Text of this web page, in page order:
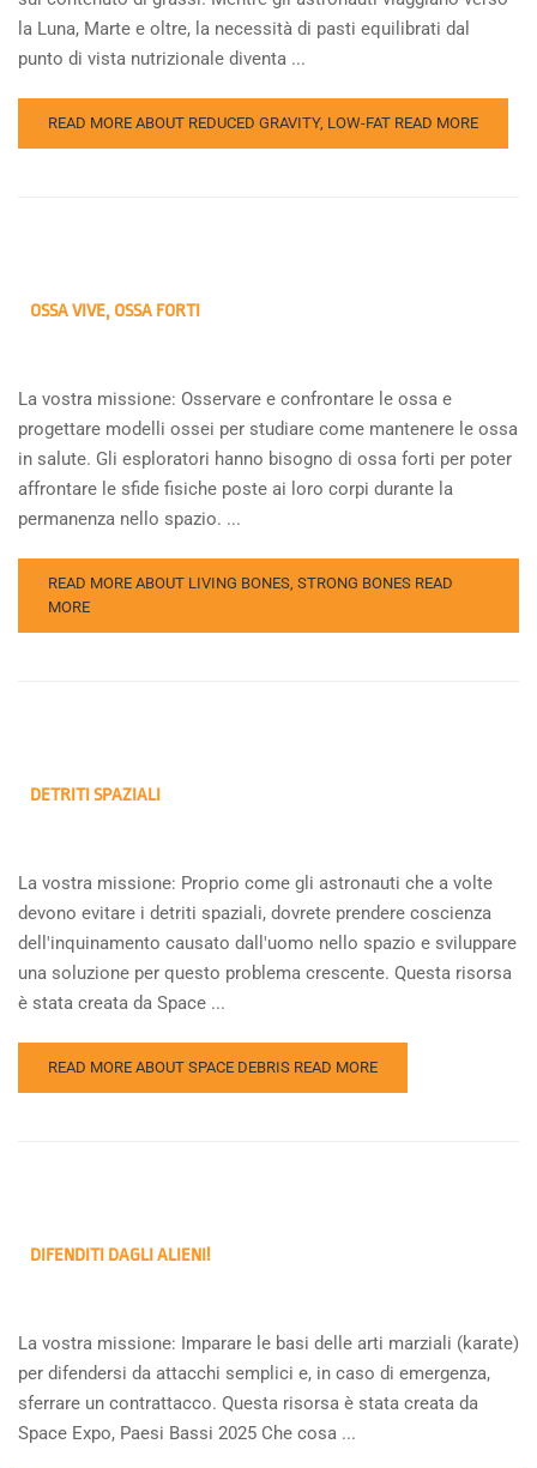
la Luna, Marte e oltre, la necessità di pasti equilibrati dal
punto di vista nutrizionale diventa ...
READ MORE ABOUT REDUCED GRAVITY, LOW-FAT READ MORE
OSSA VIVE, OSSA FORTI
La vostra missione: Osservare e confrontare le ossa e
progettare modelli ossei per studiare come mantenere le ossa
in salute. Gli esploratori hanno bisogno di ossa forti per poter
affrontare le sfide fisiche poste ai loro corpi durante la
permanenza nello spazio. ...
READ MORE ABOUT LIVING BONES, STRONG BONES READ
MORE
DETRITI SPAZIALI
La vostra missione: Proprio come gli astronauti che a volte
devono evitare i detriti spaziali, dovrete prendere coscienza
dell'inquinamento causato dall'uomo nello spazio e sviluppare
una soluzione per questo problema crescente. Questa risorsa
è stata creata da Space ...
READ MORE ABOUT SPACE DEBRIS READ MORE
DIFENDITI DAGLI ALIENI!
La vostra missione: Imparare le basi delle arti marziali (karate)
per difendersi da attacchi semplici e, in caso di emergenza,
sferrare un contrattacco. Questa risorsa è stata creata da
Space Expo, Paesi Bassi 2025 Che cosa ...